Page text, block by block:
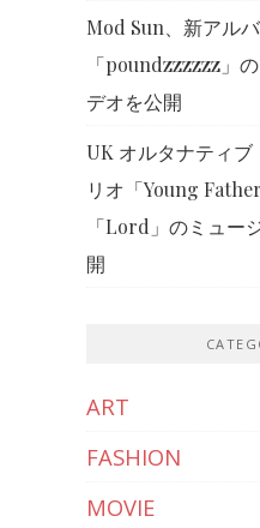
Mod Sun、新アル
「poundzzzzzz」
デオを公開
UK オルタナティブ
リオ「Young
「Lord」のミュー
開
ART
FASHION
MOVIE